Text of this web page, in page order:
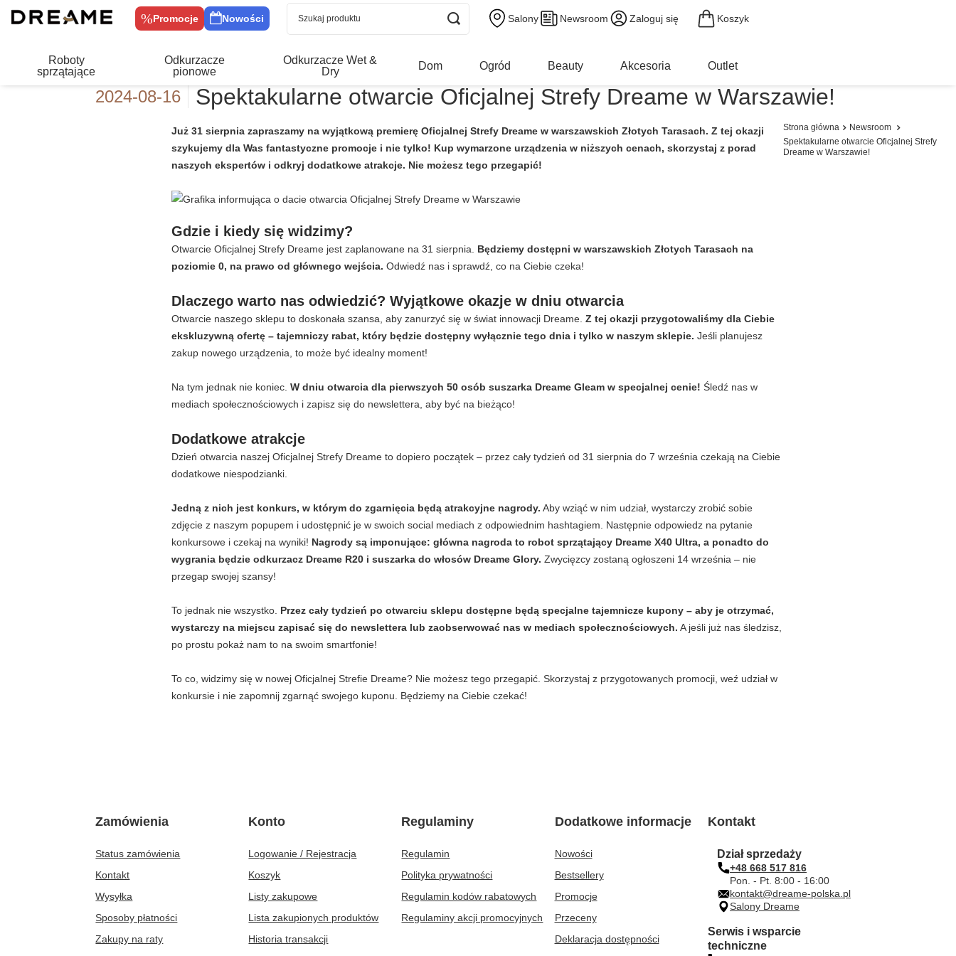
Salony Newsroom Zaloguj się
Promocje Nowości Koszyk
Roboty
sprzątające
Odkurzacze
pionowe
Odkurzacze Wet &
Dry
Dom Ogród Beauty Akcesoria Outlet
Strona główna
Newsroom
Spektakularne otwarcie Oficjalnej Strefy
Dreame w Warszawie!
2024-08-16 Spektakularne otwarcie Oficjalnej Strefy Dreame w Warszawie!
Już 31 sierpnia zapraszamy na wyjątkową premierę Oficjalnej Strefy Dreame w warszawskich Złotych Tarasach. Z tej okazji
szykujemy dla Was fantastyczne promocje i nie tylko! Kup wymarzone urządzenia w niższych cenach, skorzystaj z porad
naszych ekspertów i odkryj dodatkowe atrakcje. Nie możesz tego przegapić!
Gdzie i kiedy się widzimy?
Otwarcie Oficjalnej Strefy Dreame jest zaplanowane na 31 sierpnia. Będziemy dostępni w warszawskich Złotych Tarasach na
poziomie 0, na prawo od głównego wejścia. Odwiedź nas i sprawdź, co na Ciebie czeka!
Dlaczego warto nas odwiedzić? Wyjątkowe okazje w dniu otwarcia
Otwarcie naszego sklepu to doskonała szansa, aby zanurzyć się w świat innowacji Dreame. Z tej okazji przygotowaliśmy dla Ciebie
ekskluzywną ofertę – tajemniczy rabat, który będzie dostępny wyłącznie tego dnia i tylko w naszym sklepie. Jeśli planujesz
zakup nowego urządzenia, to może być idealny moment!
Na tym jednak nie koniec. W dniu otwarcia dla pierwszych 50 osób suszarka Dreame Gleam w specjalnej cenie! Śledź nas w
mediach społecznościowych i zapisz się do newslettera, aby być na bieżąco!
Dodatkowe atrakcje
Dzień otwarcia naszej Oficjalnej Strefy Dreame to dopiero początek – przez cały tydzień od 31 sierpnia do 7 września czekają na Ciebie
dodatkowe niespodzianki.
Jedną z nich jest konkurs, w którym do zgarnięcia będą atrakcyjne nagrody. Aby wziąć w nim udział, wystarczy zrobić sobie
zdjęcie z naszym popupem i udostępnić je w swoich social mediach z odpowiednim hashtagiem. Następnie odpowiedz na pytanie
konkursowe i czekaj na wyniki! Nagrody są imponujące: główna nagroda to robot sprzątający Dreame X40 Ultra, a ponadto do
wygrania będzie odkurzacz Dreame R20 i suszarka do włosów Dreame Glory. Zwycięzcy zostaną ogłoszeni 14 września – nie
przegap swojej szansy!
To jednak nie wszystko. Przez cały tydzień po otwarciu sklepu dostępne będą specjalne tajemnicze kupony – aby je otrzymać,
wystarczy na miejscu zapisać się do newslettera lub zaobserwować nas w mediach społecznościowych. A jeśli już nas śledzisz,
po prostu pokaż nam to na swoim smartfonie!
To co, widzimy się w nowej Oficjalnej Strefie Dreame? Nie możesz tego przegapić. Skorzystaj z przygotowanych promocji, weź udział w
konkursie i nie zapomnij zgarnąć swojego kuponu. Będziemy na Ciebie czekać!
Zamówienia
Status zamówienia
Kontakt
Wysyłka
Sposoby płatności
Zakupy na raty
Konto
Logowanie / Rejestracja
Koszyk
Listy zakupowe
Lista zakupionych produktów
Historia transakcji
Regulaminy
Regulamin
Polityka prywatności
Regulamin kodów rabatowych
Regulaminy akcji promocyjnych
Dodatkowe informacje
Nowości
Bestsellery
Promocje
Przeceny
Deklaracja dostępności
Kontakt
Dział sprzedaży
+48 668 517 816
Pon. - Pt. 8:00 - 16:00
kontakt@dreame-polska.pl
Salony Dreame
Serwis i wsparcie
techniczne